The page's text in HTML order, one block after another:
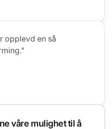
opplevd en så
våre mulighet til å